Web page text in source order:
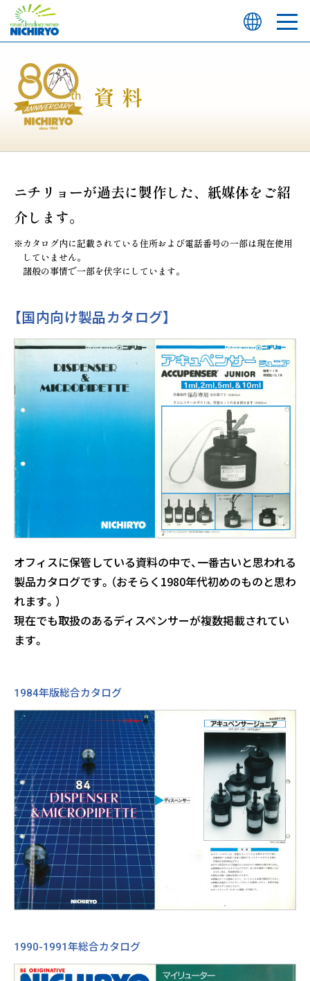
資 料
ニチリョーが過去に製作した、紙媒体をご紹
介します。
※カタログ内に記載されている住所および電話番号の一部は現在使用
していません。
諸般の事情で一部を伏字にしています。
【国内向け製品カタログ】
オフィスに保管している資料の中で、一番古いと思われる
製品カタログです。（おそらく1980年代初めのものと思わ
れます。）
現在でも取扱のあるディスペンサーが複数掲載されてい
ます。
1984年版総合カタログ
1990-1991年総合カタログ